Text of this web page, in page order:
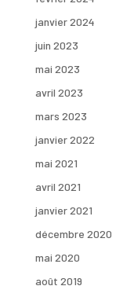
janvier 2024
juin 2023
mai 2023
avril 2023
mars 2023
janvier 2022
mai 2021
avril 2021
janvier 2021
décembre 2020
mai 2020
août 2019